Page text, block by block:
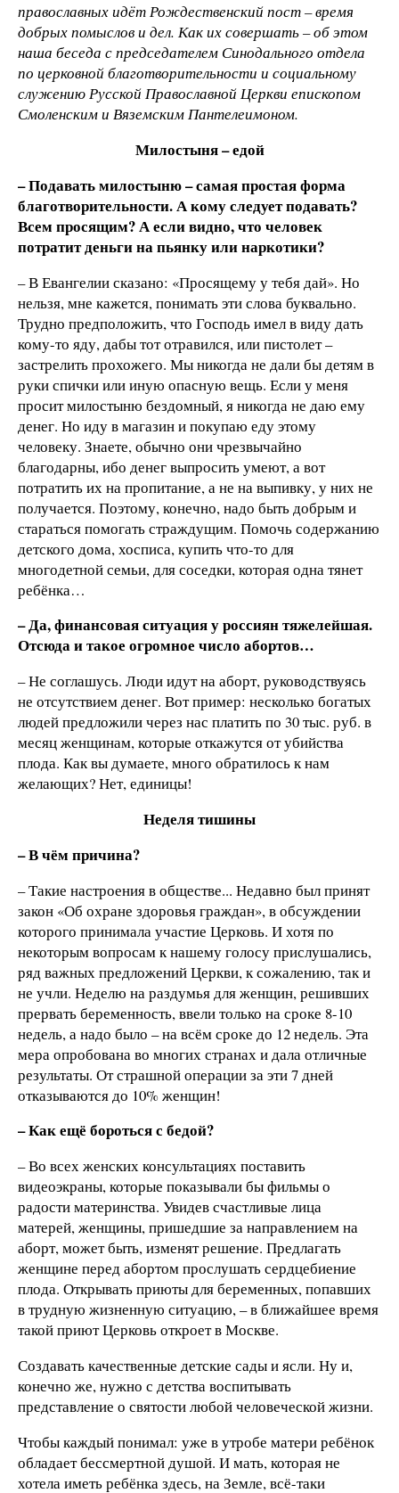
православных идёт Рождественский пост – время
добрых помыслов и дел. Как их совершать – об этом
наша беседа с председателем Синодального отдела
по церковной благотворительности и социальному
служению Русской Православной Церкви епископом
Смоленским и Вяземским Пантелеимоном.
Милостыня – едой
– Подавать милостыню – самая простая форма
благотворительности. А кому следует подавать?
Всем просящим? А если видно, что человек
потратит деньги на пьянку или наркотики?
– В Евангелии сказано: «Просящему у тебя дай». Но
нельзя, мне кажется, понимать эти слова буквально.
Трудно предположить, что Господь имел в виду дать
кому-то яду, дабы тот отравился, или пистолет –
застрелить прохожего. Мы никогда не дали бы детям в
руки спички или иную опасную вещь. Если у меня
просит милостыню бездомный, я никогда не даю ему
денег. Но иду в магазин и покупаю еду этому
человеку. Знаете, обычно они чрезвычайно
благодарны, ибо денег выпросить умеют, а вот
потратить их на пропитание, а не на выпивку, у них не
получается. Поэтому, конечно, надо быть добрым и
стараться помогать страждущим. Помочь содержанию
детского дома, хосписа, купить что-то для
многодетной семьи, для соседки, которая одна тянет
ребёнка…
– Да, финансовая ситуация у россиян тяжелейшая.
Отсюда и такое огромное число абортов…
– Не соглашусь. Люди идут на аборт, руководствуясь
не отсутствием денег. Вот пример: несколько богатых
людей предложили через нас платить по 30 тыс. руб. в
месяц женщинам, которые откажутся от убийства
плода. Как вы думаете, много обратилось к нам
желающих? Нет, единицы!
Неделя тишины
– В чём причина?
– Такие настроения в обществе... Недавно был принят
закон «Об охране здоровья граждан», в обсуждении
которого принимала участие Церковь. И хотя по
некоторым вопросам к нашему голосу прислушались,
ряд важных предложений Церкви, к сожалению, так и
не учли. Неделю на раздумья для женщин, решивших
прервать беременность, ввели только на сроке 8-10
недель, а надо было – на всём сроке до 12 недель. Эта
мера опробована во многих странах и дала отличные
результаты. От страшной операции за эти 7 дней
отказываются до 10% женщин!
– Как ещё бороться с бедой?
– Во всех женских консультациях поставить
видеоэкраны, которые показывали бы фильмы о
радости материнства. Увидев счастливые лица
матерей, женщины, пришедшие за направлением на
аборт, может быть, изменят решение. Предлагать
женщине перед абортом прослушать сердцебиение
плода. Открывать приюты для беременных, попавших
в трудную жизненную ситуацию, – в ближайшее время
такой приют Церковь откроет в Москве.
Создавать качественные детские сады и ясли. Ну и,
конечно же, нужно с детства воспитывать
представление о святости любой человеческой жизни.
Чтобы каждый понимал: уже в утробе матери ребёнок
обладает бессмертной душой. И мать, которая не
хотела иметь ребёнка здесь, на Земле, всё-таки